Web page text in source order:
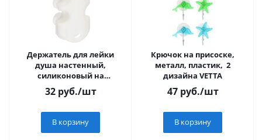
Держатель для лейки
душа настенный,
силиконовый на
присосках
32руб./шт
В корзину
Крючок на присоске,
металл, пластик, 2
дизайна VETTA
47руб./шт
В корзину